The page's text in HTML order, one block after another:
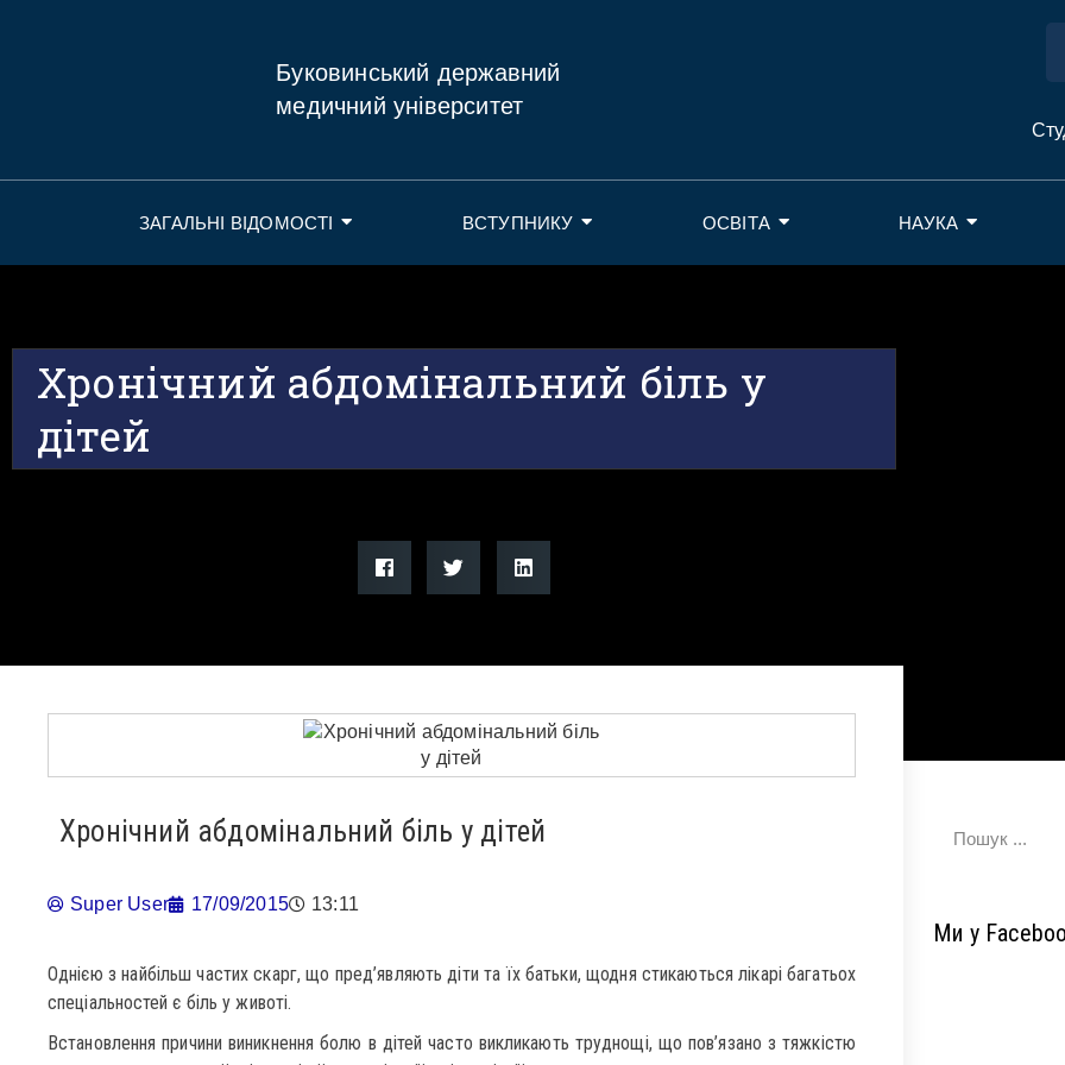
Буковинський державний
медичний університет
ЗАГАЛЬНІ ВІДОМОСТІ ВСТУПНИКУ ОСВІТА НАУКА
Хронічний абдомінальний біль у
дітей
Хронічний абдомінальний біль у дітей
Super User 17/09/2015 13:11
Однією з найбільш частих скарг, що пред’являють діти та їх батьки, щодня стикаються лікарі багатьох
спеціальностей є біль у животі.
Встановлення причини виникнення болю в дітей часто викликають труднощі, що пов’язано з тяжкістю
Ми у